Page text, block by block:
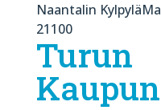
Naantalin
21100
Turun